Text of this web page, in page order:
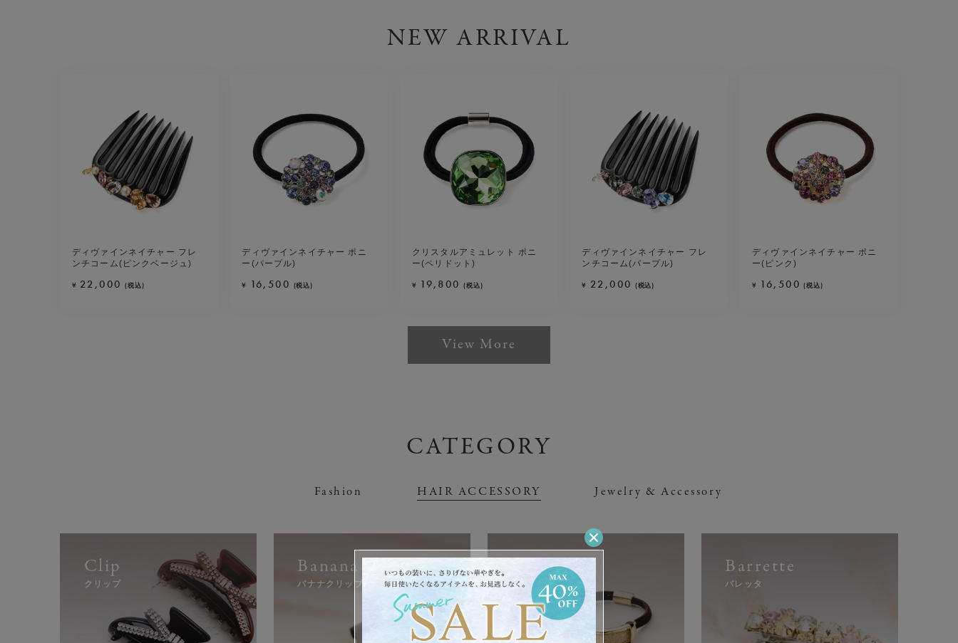
NEW ARRIVAL
ディヴァインネイチャー フレ
ンチコーム(ピンクベージュ)
¥ 22,000 (税込)
ディヴァインネイチャー ポニ
ー(パープル)
¥ 16,500 (税込)
クリスタルアミュレット ポニ
ー(ペリドット)
¥ 19,800 (税込)
ディヴァインネイチャー フレ
ンチコーム(パープル)
¥ 22,000 (税込)
ディヴァインネイチャー ポニ
ー(ピンク)
¥ 16,500 (税込)
(税込)
View More
CATEGORY
Fashion HAIR ACCESSORY Jewelry & Accessory
チュニック アウター スカーフ ストール マフラー
Clip
クリップ
Banana Clip
バナナクリップ
Pony
ポニー
Barrette
バレッタ
リング ピアス ネックレス ブレスレット